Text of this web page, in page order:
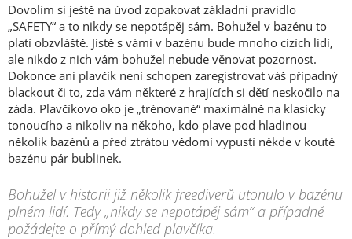
Dovolím si ještě na úvod zopakovat základní pravidlo
„SAFETY“ a to nikdy se nepotápěj sám. Bohužel v bazénu to
platí obzvláště. Jistě s vámi v bazénu bude mnoho cizích lidí,
ale nikdo z nich vám bohužel nebude věnovat pozornost.
Dokonce ani plavčík není schopen zaregistrovat váš případný
blackout či to, zda vám některé z hrajících si dětí neskočilo na
záda. Plavčíkovo oko je „trénované“ maximálně na klasicky
tonoucího a nikoliv na někoho, kdo plave pod hladinou
několik bazénů a před ztrátou vědomí vypustí někde v koutě
bazénu pár bublinek.
Bohužel v historii již několik freediverů utonulo v bazénu
plném lidí. Tedy „nikdy se nepotápěj sám“ a případně
požádejte o přímý dohled plavčíka.